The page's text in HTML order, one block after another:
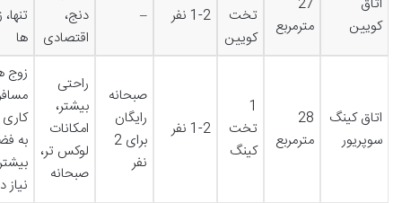
کویین
مترمربع
تخت
کویین
1-2 نفر –
دنج،
اقتصادی
ها
اتاق کینگ
سوپریور
28
مترمربع
1
تخت
کینگ
1-2 نفر
صبحانه
رایگان
برای 2
نفر
راحتی
بیشتر،
امکانات
لوکس تر،
صبحانه
زوج
به
نیاز